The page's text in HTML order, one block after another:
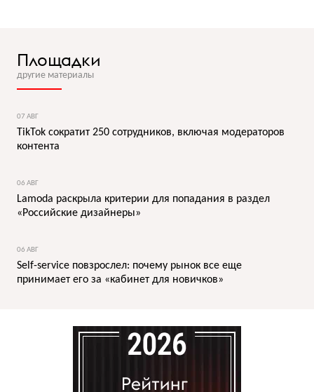
Площадки
другие материалы
07 АВГ
TikTok сократит 250 сотрудников, включая модераторов
контента
06 АВГ
Lamoda раскрыла критерии для попадания в раздел
«Российские дизайнеры»
06 АВГ
Self-service повзрослел: почему рынок все еще
принимает его за «кабинет для новичков»